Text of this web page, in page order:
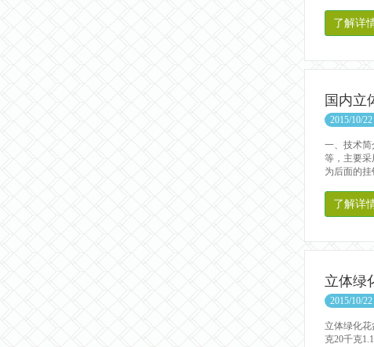
了解详
国内立
2015/10/
一、技术
等，主要采
为后面的
了解详
立体绿
2015/10/
立体绿化
克20千克